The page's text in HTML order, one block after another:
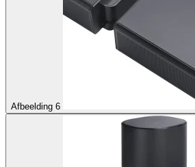
Afbeelding 6